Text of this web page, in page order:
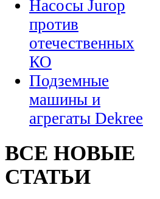
Насосы Jurop
против
отечественных
КО
Подземные
машины и
агрегаты Dekree
ВСЕ НОВЫЕ
СТАТЬИ